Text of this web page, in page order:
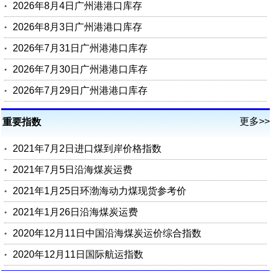
2026年8月4日广州港港口库存
2026年8月3日广州港港口库存
2026年7月31日广州港港口库存
2026年7月30日广州港港口库存
2026年7月29日广州港港口库存
更多>>
重要指数
2021年7月2日进口煤到岸价格指数
2021年7月5日沿海煤炭运费
2021年1月25日环渤海动力煤现货参考价
2021年1月26日沿海煤炭运费
2020年12月11日中国沿海煤炭运价综合指数
2020年12月11日国际航运指数